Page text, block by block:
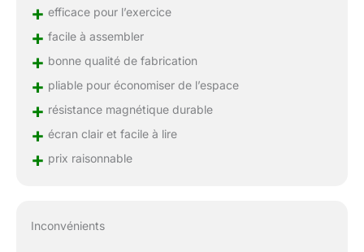
+ efficace pour l’exercice
+ facile à assembler
+ bonne qualité de fabrication
+ pliable pour économiser de l’espace
+ résistance magnétique durable
+ écran clair et facile à lire
+ prix raisonnable
Inconvénients